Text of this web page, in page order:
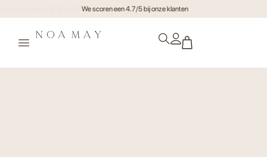
Gratis verzending va €75,- (NL)